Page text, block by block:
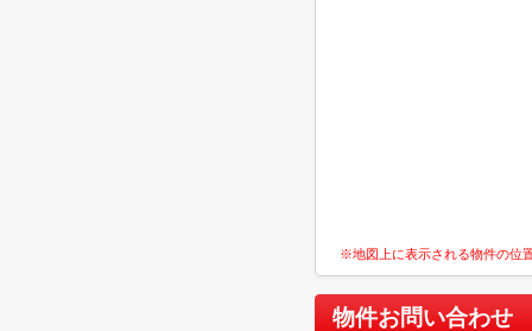
※地図上に表示される物件の位
物件お問い合わせ